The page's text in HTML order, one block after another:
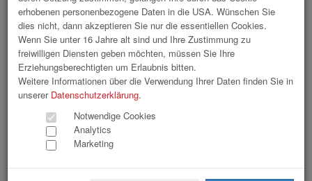
80 Bilder
« 1 2 3 »
erhobenen personenbezogene Daten in die USA. Wünschen Sie
dies nicht, dann akzeptieren Sie nur die essentiellen Cookies.
Wenn Sie unter 16 Jahre alt sind und Ihre Zustimmung zu
freiwilligen Diensten geben möchten, müssen Sie Ihre
Erziehungsberechtigten um Erlaubnis bitten.
Weitere Informationen über die Verwendung Ihrer Daten finden Sie in
unserer Datenschutzerklärung.
Notwendige Cookies
Analytics
Marketing